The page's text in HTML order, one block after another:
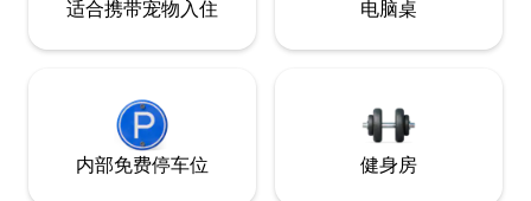
适合携带宠物入住 电脑桌
内部免费停车位 健身房